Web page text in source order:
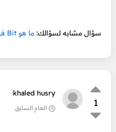
سؤال مشابه لسؤالك: ما هو Bit في البرمجة؟
1
khaled husry
العام السابق